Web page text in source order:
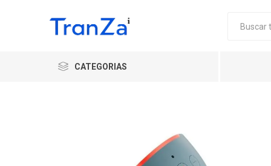
CATEGORIAS